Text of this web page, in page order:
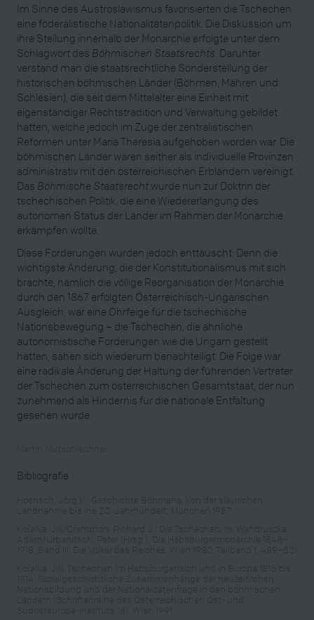
Im Sinne des Austroslawismus favorisierten die Tschechen
eine föderalistische Nationalitätenpolitik. Die Diskussion um
ihre Stellung innerhalb der Monarchie erfolgte unter dem
Schlagwort des Böhmischen Staatsrechts . Darunter
verstand man die staatsrechtliche Sonderstellung der
historischen böhmischen Länder (Böhmen, Mähren und
Schlesien), die seit dem Mittelalter eine Einheit mit
eigenständiger Rechtstradition und Verwaltung gebildet
hatten, welche jedoch im Zuge der zentralistischen
Reformen unter Maria Theresia aufgehoben worden war. Die
böhmischen Länder waren seither als individuelle Provinzen
administrativ mit den österreichischen Erbländern vereinigt.
Das Böhmische Staatsrecht wurde nun zur Doktrin der
tschechischen Politik, die eine Wiedererlangung des
autonomen Status der Länder im Rahmen der Monarchie
erkämpfen wollte.
Diese Forderungen wurden jedoch enttäuscht: Denn die
wichtigste Änderung, die der Konstitutionalismus mit sich
brachte, nämlich die völlige Reorganisation der Monarchie
durch den 1867 erfolgten Österreichisch-Ungarischen
Ausgleich, war eine Ohrfeige für die tschechische
Nationsbewegung – die Tschechen, die ähnliche
autonomistische Forderungen wie die Ungarn gestellt
hatten, sahen sich wiederum benachteiligt. Die Folge war
eine radikale Änderung der Haltung der führenden Vertreter
der Tschechen zum österreichischen Gesamtstaat, der nun
zunehmend als Hindernis für die nationale Entfaltung
gesehen wurde.
Bibliografie